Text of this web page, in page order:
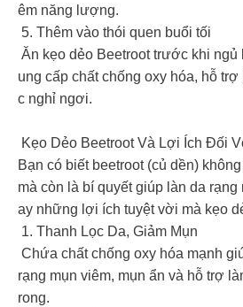
êm năng lượng.
5. Thêm vào thói quen buổi tối
Ăn kẹo dẻo Beetroot trước khi ngủ
ung cấp chất chống oxy hóa, hỗ
c nghỉ ngơi.
Kẹo Dẻo Beetroot Và Lợi Ích Đối
Bạn có biết beetroot (củ dền)
mà còn là bí quyết giúp làn da
ay những lợi ích tuyệt vời mà kẹo
1. Thanh Lọc Da, Giảm Mụn
Chứa chất chống oxy hóa mạnh
rạng mụn viêm, mụn ẩn và hỗ trợ
rong.